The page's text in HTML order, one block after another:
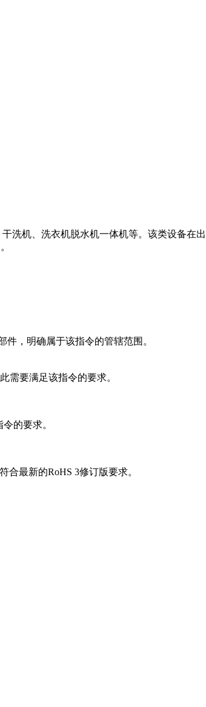
洗机、洗衣机脱水机一体机等。该类设备在出
，明确属于该指令的管辖范围。
需要满足该指令的要求。
的要求。
最新的RoHS 3修订版要求。